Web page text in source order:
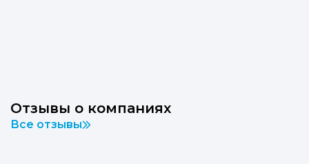
Отзывы о компаниях
Все отзывы